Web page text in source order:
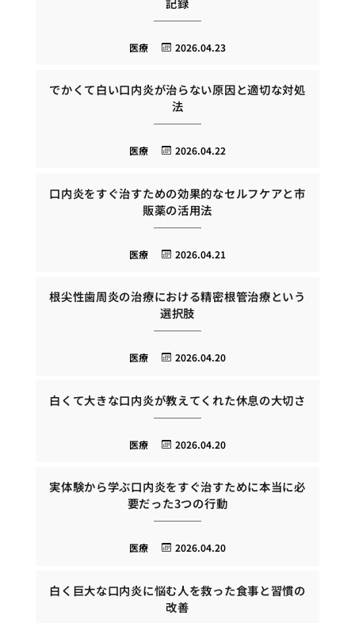
2026.04.23
医療
でかくて白い口内炎が治らない原因と適切な対処
法
2026.04.22
医療
口内炎をすぐ治すための効果的なセルフケアと市
販薬の活用法
2026.04.21
医療
根尖性歯周炎の治療における精密根管治療という
選択肢
2026.04.20
医療
白くて大きな口内炎が教えてくれた休息の大切さ
2026.04.20
医療
実体験から学ぶ口内炎をすぐ治すために本当に必
要だった3つの行動
2026.04.20
医療
白く巨大な口内炎に悩む人を救った食事と習慣の
改善